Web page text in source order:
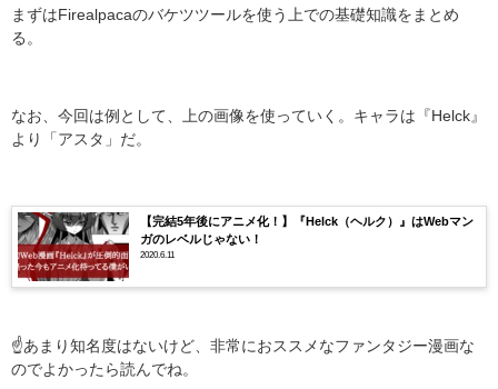
まずはFirealpacaのバケツツールを使う上での基礎知識をまとめ
る。
なお、今回は例として、上の画像を使っていく。キャラは『Helck』
より「アスタ」だ。
【完結5年後にアニメ化！】『Helck（ヘルク）』はWebマン
ガのレベルじゃない！
2020.6.11
☝あまり知名度はないけど、非常におススメなファンタジー漫画な
のでよかったら読んでね。